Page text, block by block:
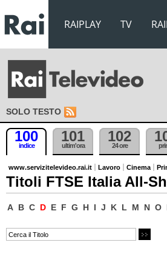
RAIPLAY TV
SOLO TESTO
100
indice
101
ultim'ora
102
24 ore
www.servizitelevideo.rai.it Lavoro Cinema
Titoli FTSE Italia All-
A B C D E F G H I J K L M N O